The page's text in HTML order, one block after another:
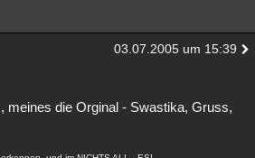
03.07.2005 um 15:39
meines die Orginal - Swastika, Gruss,